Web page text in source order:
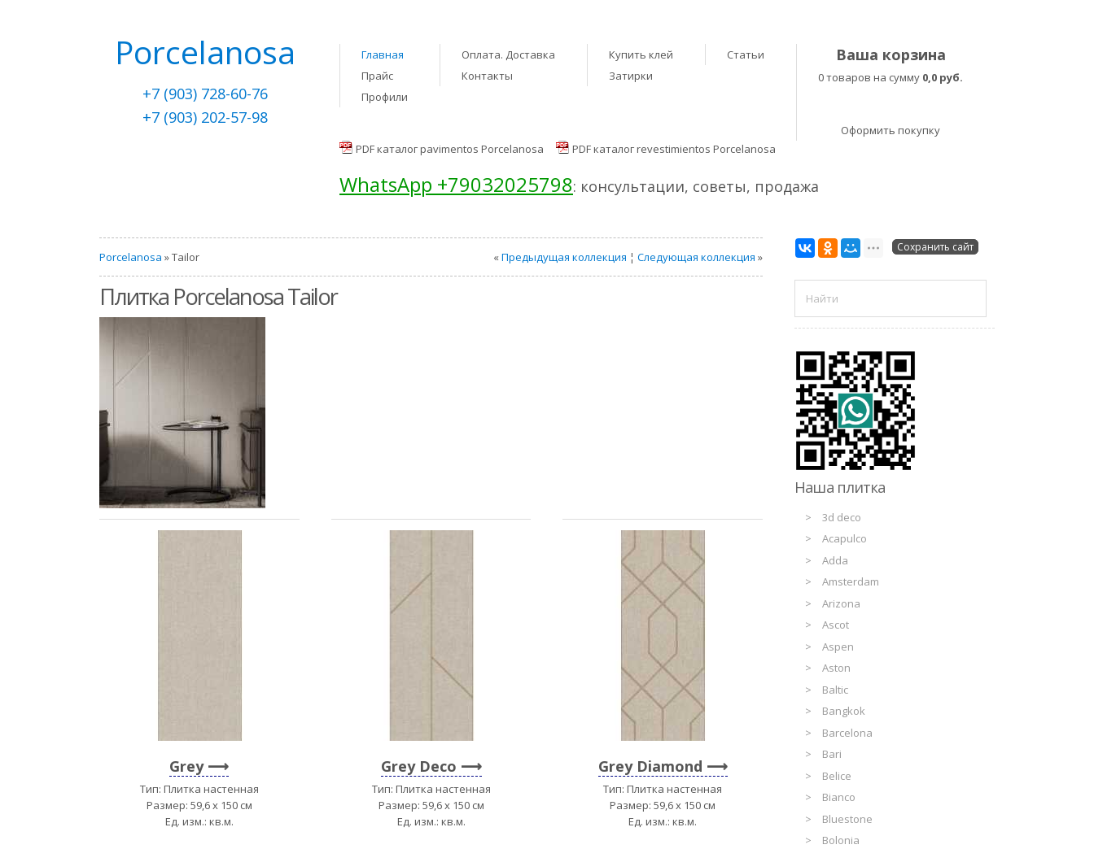
Porcelanosa
+7 (903) 728-60-76
+7 (903) 202-57-98
Главная
Прайс
Профили
Оплата. Доставка
Контакты
Купить клей
Затирки
Статьи Ваша корзина
0 товаров на сумму 0,0 руб.
Оформить покупку
PDF каталог pavimentos Porcelanosa
PDF каталог revestimientos Porcelanosa
WhatsApp +79032025798: консультации, советы, продажа
Porcelanosa » Tailor «Предыдущая коллекция ¦Следующая коллекция »
Плитка Porcelanosa Tailor
Grey
Тип: Плитка настенная
Размер: 59,6 x 150 см
Ед. изм.: кв.м.
Grey Deco
Тип: Плитка настенная
Размер: 59,6 x 150 см
Ед. изм.: кв.м.
Grey Diamond
Тип: Плитка настенная
Размер: 59,6 x 150 см
Ед. изм.: кв.м.
Сохранить сайт
Наша плитка
3d deco
Acapulco
Adda
Amsterdam
Arizona
Ascot
Aspen
Aston
Baltic
Bangkok
Barcelona
Bari
Belice
Bianco
Bluestone
Bolonia